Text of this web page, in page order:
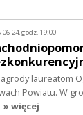
06-24, godz. 19:00
laureatom
Powiatu. W
» więcej